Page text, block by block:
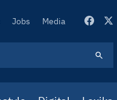
Jobs Media